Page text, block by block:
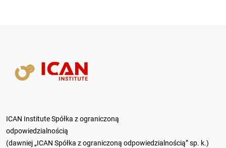
ICAN Institute Spółka z ograniczoną
odpowiedzialnością
(dawniej „ICAN Spółka z ograniczoną odpowiedzialnością” sp. k.)